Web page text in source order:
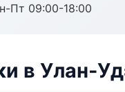
Пт 09:00-18:00
в Улан-